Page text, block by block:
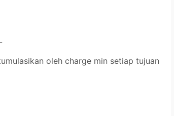
oleh charge min setiap tujuan